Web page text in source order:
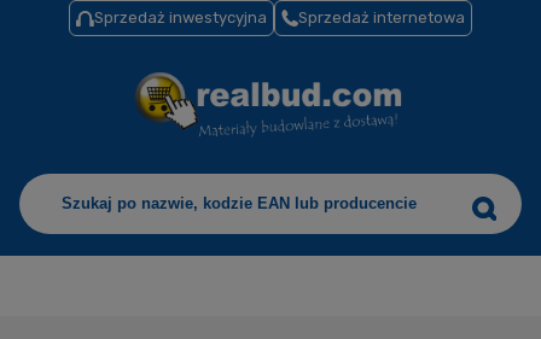
Sprzedaż inwestycyjna Sprzedaż internetowa